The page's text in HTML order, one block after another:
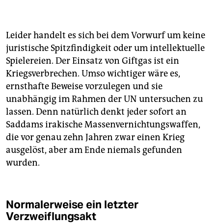
Leider handelt es sich bei dem Vorwurf um keine
juristische Spitzfindigkeit oder um intellektuelle
Spielereien. Der Einsatz von Giftgas ist ein
Kriegsverbrechen. Umso wichtiger wäre es,
ernsthafte Beweise vorzulegen und sie
unabhängig im Rahmen der UN untersuchen zu
lassen. Denn natürlich denkt jeder sofort an
Saddams irakische Massenvernichtungswaffen,
die vor genau zehn Jahren zwar einen Krieg
ausgelöst, aber am Ende niemals gefunden
wurden.
Normalerweise ein letzter
Verzweiflungsakt